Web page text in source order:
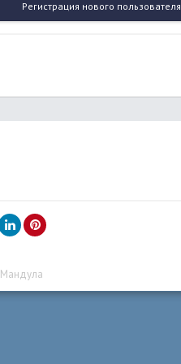
Регистрация нового пользователя
Мандула